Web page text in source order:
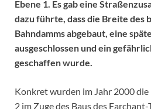
Ebene 1. Es gab eine
dazu führte, dass die Breite des
Bahndamms abgebaut, eine
ausgeschlossen und ein
geschaffen wurde.
Konkret wurden im Jahr 2000
2 im Zuge des Baus des